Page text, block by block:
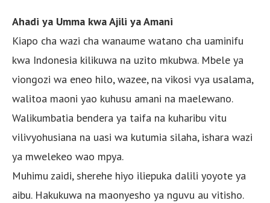
Ahadi ya Umma kwa Ajili ya Amani
Kiapo cha wazi cha wanaume watano cha uaminifu
kwa Indonesia kilikuwa na uzito mkubwa. Mbele ya
viongozi wa eneo hilo, wazee, na vikosi vya usalama,
walitoa maoni yao kuhusu amani na maelewano.
Walikumbatia bendera ya taifa na kuharibu vitu
vilivyohusiana na uasi wa kutumia silaha, ishara wazi
ya mwelekeo wao mpya.
Muhimu zaidi, sherehe hiyo iliepuka dalili yoyote ya
aibu. Hakukuwa na maonyesho ya nguvu au vitisho.